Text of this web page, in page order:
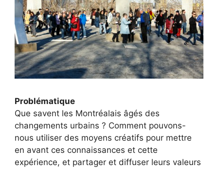
Problématique
Que savent les Montréalais âgés des
changements urbains ? Comment pouvons-
nous utiliser des moyens créatifs pour mettre
en avant ces connaissances et cette
expérience, et partager et diffuser leurs valeurs